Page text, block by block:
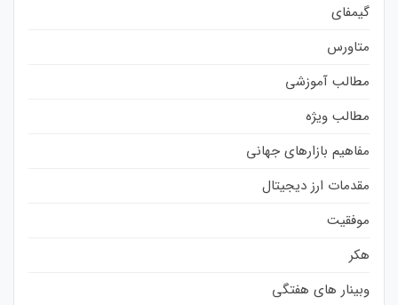
گیمفای
متاورس
مطالب آموزشی
مطالب ویژه
مفاهیم بازارهای جهانی
مقدمات ارز دیجیتال
موفقیت
هکر
وبینار های هفتگی